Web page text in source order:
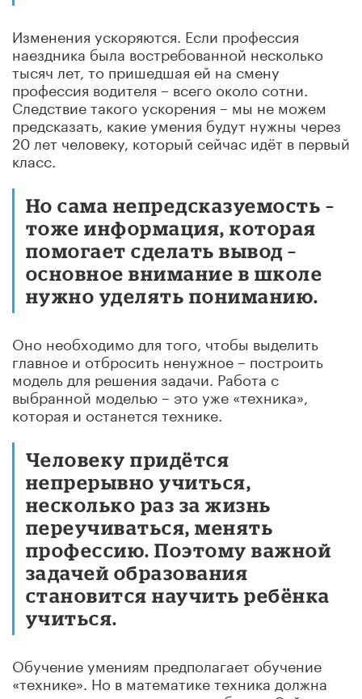
Изменения ускоряются. Если профессия
наездника была востребованной несколько
тысяч лет, то пришедшая ей на смену
профессия водителя – всего около сотни.
Следствие такого ускорения – мы не можем
предсказать, какие умения будут нужны через
20 лет человеку, который сейчас идёт в первый
класс.
Но сама непредсказуемость –
тоже информация, которая
помогает сделать вывод –
основное внимание в школе
нужно уделять пониманию.
Оно необходимо для того, чтобы выделить
главное и отбросить ненужное – построить
модель для решения задачи. Работа с
выбранной моделью – это уже «техника»,
которая и останется технике.
Человеку придётся
непрерывно учиться,
несколько раз за жизнь
переучиваться, менять
профессию. Поэтому важной
задачей образования
становится научить ребёнка
учиться.
Обучение умениям предполагает обучение
«технике». Но в математике техника должна